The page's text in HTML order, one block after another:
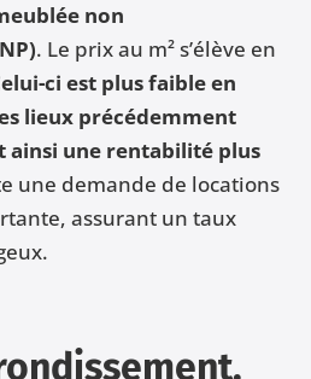
non
. Le prix au m² s’élève en
ci est plus faible en
lieux précédemment
ainsi une rentabilité plus
une demande de locations
assurant un taux